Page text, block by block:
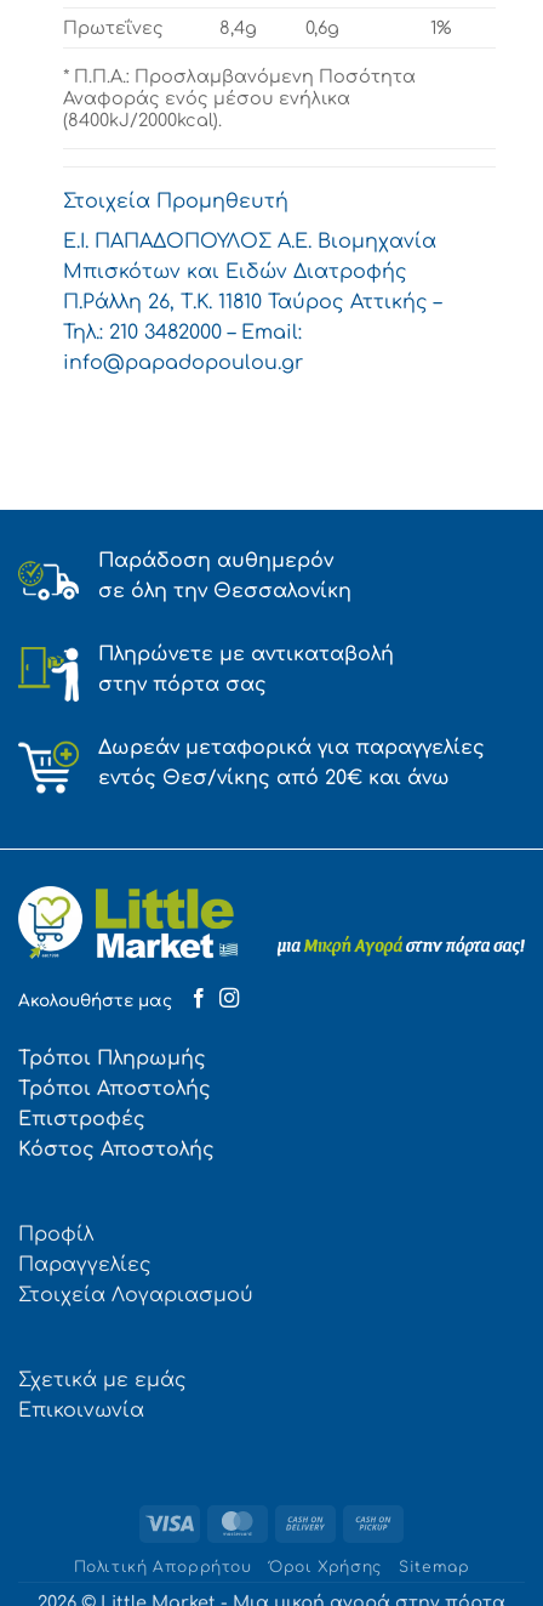
Πρωτεΐνες 8,4g 0,6g 1%
* Π.Π.Α.: Προσλαμβανόμενη Ποσότητα
Αναφοράς ενός μέσου ενήλικα
(8400kJ/2000kcal).
Στοιχεία Προμηθευτή
Ε.Ι. ΠΑΠΑΔΟΠΟΥΛΟΣ Α.Ε. Βιομηχανία
Μπισκότων και Ειδών Διατροφής
Π.Ράλλη 26, Τ.Κ. 11810 Ταύρος Αττικής –
Τηλ.: 210 3482000 – Email:
info@papadopoulou.gr
Παράδοση αυθημερόν
σε όλη την Θεσσαλονίκη
Πληρώνετε με αντικαταβολή
στην πόρτα σας
Δωρεάν μεταφορικά για παραγγελίες
εντός Θεσ/νίκης από 20€ και άνω
Ακολουθήστε μας
Τρόποι Πληρωμής
Τρόποι Αποστολής
Επιστροφές
Κόστος Αποστολής
Προφίλ
Παραγγελίες
Στοιχεία Λογαριασμού
Σχετικά με εμάς
Επικοινωνία
Visa MasterCard
Cash
DeliveryPickup
Πολιτική Απορρήτου Όροι Χρήσης Sitemap